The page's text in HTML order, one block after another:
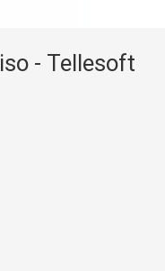
- Tellesoft